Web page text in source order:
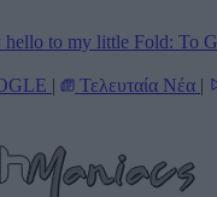
hello to my little Fold: Το
| Τελευταία Νέα |